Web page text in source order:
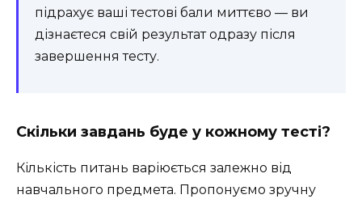
підрахує ваші тестові бали миттєво — ви
дізнаєтеся свій результат одразу після
завершення тесту.
Скільки завдань буде у кожному тесті?
Кількість питань варіюється залежно від
навчального предмета. Пропонуємо зручну